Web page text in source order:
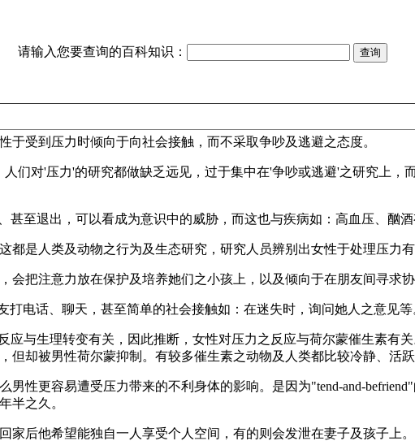
请输入您要查询的百科知识：
于受到压力时倾向于向社会接触，而不采取争吵及逃避之态度。
们对'压力'的研究都做缺乏远见，过于集中在'争吵或逃避'之研究上
至退出，可以看成为意识中的威胁，而这也与疾病如：高血压、酗酒
是人类及动物之行为及生态研究，研究人员辨别出女性于处理压力有
会把注意力放在保护及培养她们之小孩上，以及倾向于在朋友间寻求
打电话、聊天，甚至简单的社会接触如：在迷失时，询问她人之意见等
与生理转变有关，因此推断，女性对压力之反应与荷尔蒙催生素有
但却被男性荷尔蒙抑制。有较多催生素之动物及人类都比较冷静、活跃
性更容易遭受压力带来的不利身体的影响。是因为"tend-and-
半之久。
家后他希望能独自一人享受个人空间，有的则会发泄在妻子及孩子上